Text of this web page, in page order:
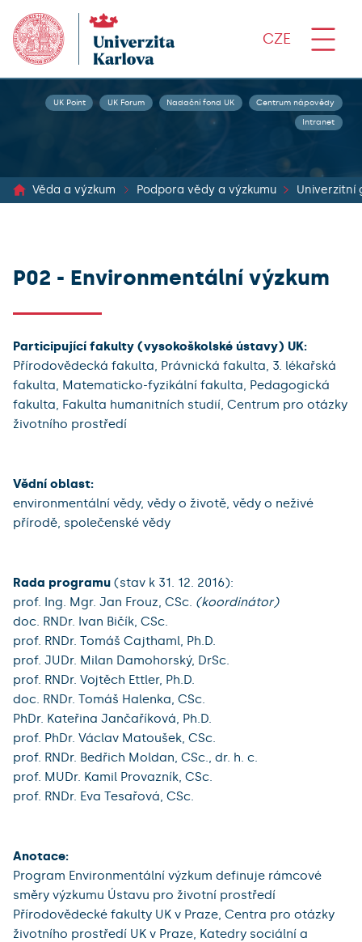
CZE
UK Point UK Forum Nadační fond UK Centrum nápovědy
Intranet
Věda a výzkum Podpora vědy a výzkumu Univerzitní
P02 - Environmentální výzkum
Participující fakulty (vysokoškolské ústavy) UK:
Přírodovědecká fakulta, Právnická fakulta, 3. lékařská
fakulta, Matematicko-fyzikální fakulta, Pedagogická
fakulta, Fakulta humanitních studií, Centrum pro otázky
životního prostředí
Vědní oblast:
environmentální vědy, vědy o životě, vědy o neživé
přírodě, společenské vědy
Rada programu (stav k 31. 12. 2016):
prof. Ing. Mgr. Jan Frouz, CSc. (koordinátor)
doc. RNDr. Ivan Bičík, CSc.
prof. RNDr. Tomáš Cajthaml, Ph.D.
prof. JUDr. Milan Damohorský, DrSc.
prof. RNDr. Vojtěch Ettler, Ph.D.
doc. RNDr. Tomáš Halenka, CSc.
PhDr. Kateřina Jančaříková, Ph.D.
prof. PhDr. Václav Matoušek, CSc.
prof. RNDr. Bedřich Moldan, CSc., dr. h. c.
prof. MUDr. Kamil Provazník, CSc.
prof. RNDr. Eva Tesařová, CSc.
Anotace:
Program Environmentální výzkum definuje rámcové
směry výzkumu Ústavu pro životní prostředí
Přírodovědecké fakulty UK v Praze, Centra pro otázky
životního prostředí UK v Praze, Katedry sociální a